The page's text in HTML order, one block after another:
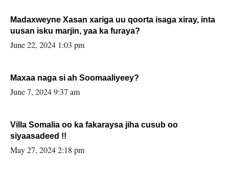
Madaxweyne Xasan xariga uu qoorta isaga xiray, inta
uusan isku marjin, yaa ka furaya?
June 22, 2024 1:03 pm
Maxaa naga si ah Soomaaliyeey?
June 7, 2024 9:37 am
Villa Somalia oo ka fakaraysa jiha cusub oo
siyaasadeed !!
May 27, 2024 2:18 pm